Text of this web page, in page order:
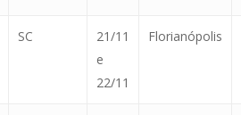
SC
21/11
e
22/11
Florianópolis